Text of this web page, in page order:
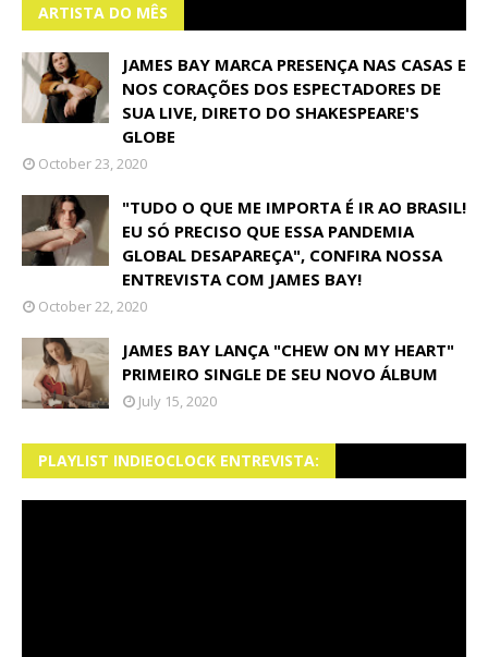
ARTISTA DO MÊS
JAMES BAY MARCA PRESENÇA NAS CASAS E
NOS CORAÇÕES DOS ESPECTADORES DE
SUA LIVE, DIRETO DO SHAKESPEARE'S
GLOBE
October 23, 2020
"TUDO O QUE ME IMPORTA É IR AO BRASIL!
EU SÓ PRECISO QUE ESSA PANDEMIA
GLOBAL DESAPAREÇA", CONFIRA NOSSA
ENTREVISTA COM JAMES BAY!
October 22, 2020
JAMES BAY LANÇA "CHEW ON MY HEART"
PRIMEIRO SINGLE DE SEU NOVO ÁLBUM
July 15, 2020
PLAYLIST INDIEOCLOCK ENTREVISTA: